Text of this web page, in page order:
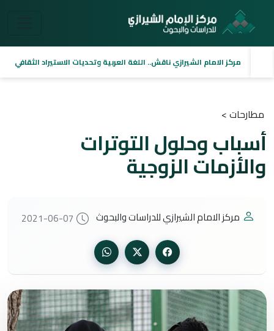
مركز الامام الشيرازي ناقش.. اللغة العربية وتحديات الاستيراد الثقافي
مطارحات >
أسباب وحلول التوترات
والأزمات الزوجية
مركز الامام الشيرازي للدراسات والبحوث 2021-06-07